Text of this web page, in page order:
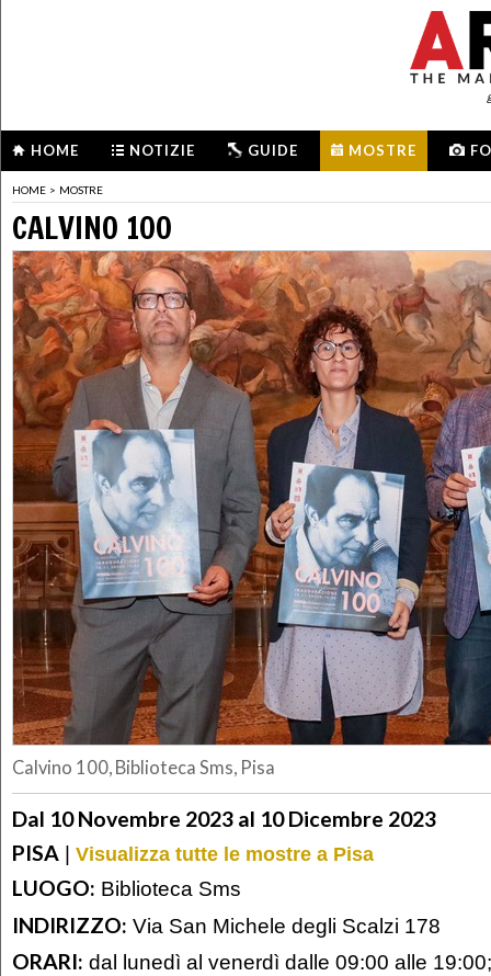
HOME NOTIZIE GUIDE MOSTRE
HOME > MOSTRE
CALVINO 100
Calvino 100, Biblioteca Sms, Pisa
Dal 10 Novembre 2023 al 10 Dicembre 2023
PISA | Visualizza tutte le mostre a Pisa
LUOGO: Biblioteca Sms
INDIRIZZO: Via San Michele degli Scalzi 178
ORARI: dal lunedì al venerdì dalle 09:00 alle